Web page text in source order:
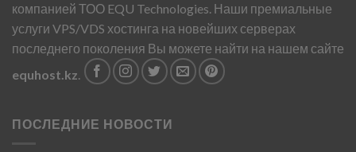
компанией ТОО EQU Technologies. Наши премиальные
услуги VPS/VDS хостинга на новейших серверах
последнего поколения Вы можете найти на нашем сайте
equhost.kz.
ПОСЛЕДНИЕ НОВОСТИ